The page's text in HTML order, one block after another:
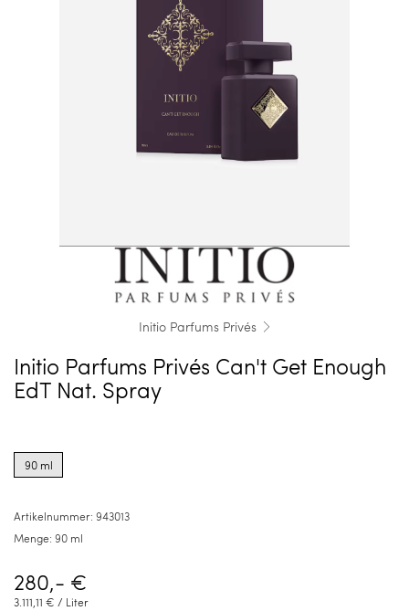
Initio Parfums Privés
Initio Parfums Privés Can't Get Enough
EdT Nat. Spray
options
for90 ml
Artikelnummer: 943013
Menge: 90 ml
280,- €
3.111,11 € / Liter